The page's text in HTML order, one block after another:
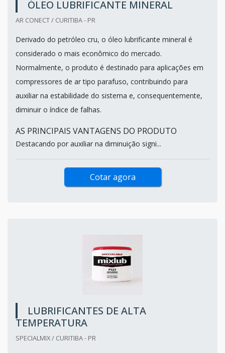
ÓLEO LUBRIFICANTE MINERAL
AR CONECT / CURITIBA - PR
Derivado do petróleo cru, o óleo lubrificante mineral é
considerado o mais econômico do mercado.
Normalmente, o produto é destinado para aplicações em
compressores de ar tipo parafuso, contribuindo para
auxiliar na estabilidade do sistema e, consequentemente,
diminuir o índice de falhas.
AS PRINCIPAIS VANTAGENS DO PRODUTO
Destacando por auxiliar na diminuição signi...
Cotar agora
LUBRIFICANTES DE ALTA
TEMPERATURA
SPECIALMIX / CURITIBA - PR